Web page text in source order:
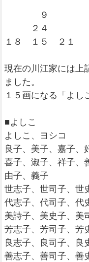
９
２４
１８ １５ ２１
現在の川江家には上
ました。
１５画になる「よし
■よしこ
よしこ、ヨシコ
良子、美子、嘉子、
喜子、淑子、祥子、
由子、義子
世志子、世司子、世
代志子、代司子、代
美詩子、美史子、美
芳志子、芳司子、芳
良志子、良司子、良
善志子、善司子、善